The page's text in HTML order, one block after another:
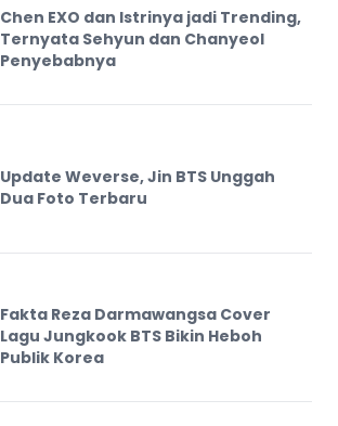
Chen EXO dan Istrinya jadi Trending,
Ternyata Sehyun dan Chanyeol
Penyebabnya
Update Weverse, Jin BTS Unggah
Dua Foto Terbaru
Fakta Reza Darmawangsa Cover
Lagu Jungkook BTS Bikin Heboh
Publik Korea